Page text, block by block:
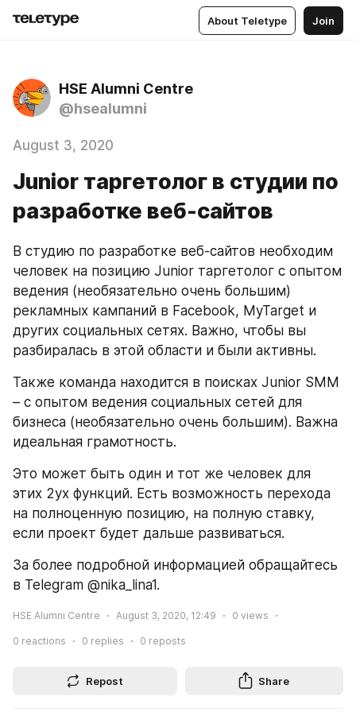
About Teletype Join
HSE Alumni Centre
@hsealumni
August 3, 2020
Junior таргетолог в студии по
разработке веб-сайтов
В студию по разработке веб-сайтов необходим
человек на позицию Junior таргетолог с опытом
ведения (необязательно очень большим)
рекламных кампаний в Facebook, MyTarget и
других социальных сетях. Важно, чтобы вы
разбиралась в этой области и были активны.
Также команда находится в поисках Junior SMM
– с опытом ведения социальных сетей для
бизнеса (необязательно очень большим). Важна
идеальная грамотность.
Это может быть один и тот же человек для
этих 2ух функций. Есть возможность перехода
на полноценную позицию, на полную ставку,
если проект будет дальше развиваться.
За более подробной информацией обращайтесь
в Telegram @nika_lina1.
HSE Alumni Centre August 3, 2020, 12:49 0 views
0 reactions 0 replies 0 reposts
Repost Share